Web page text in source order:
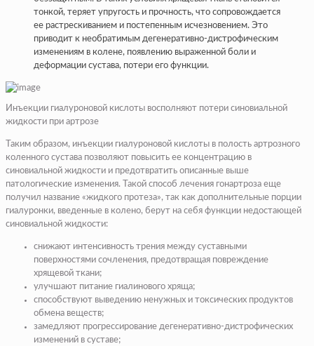
тонкой, теряет упругость и прочность, что сопровождается
ее растрескиванием и постепенным исчезновением. Это
приводит к необратимым дегенеративно-дистрофическим
изменениям в колене, появлению выраженной боли и
деформации сустава, потери его функции.
Инъекции гиалуроновой кислоты восполняют потери синовиальной
жидкости при артрозе
Таким образом, инъекции гиалуроновой кислоты в полость артрозного
коленного сустава позволяют повысить ее концентрацию в
синовиальной жидкости и предотвратить описанные выше
патологические изменения. Такой способ лечения гонартроза еще
получил название «жидкого протеза», так как дополнительные порции
гиалуронки, введенные в колено, берут на себя функции недостающей
синовиальной жидкости:
снижают интенсивность трения между суставными
поверхностями сочленения, предотвращая повреждение
хрящевой ткани;
улучшают питание гиалинового хряща;
способствуют выведению ненужных и токсических продуктов
обмена веществ;
замедляют прогрессирование дегенеративно-дистрофических
изменений в суставе;